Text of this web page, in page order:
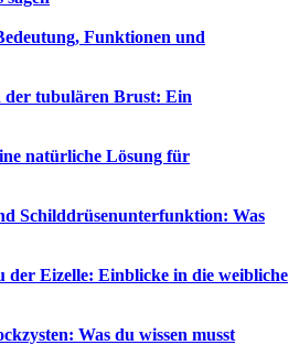
Funktionen und
der tubulären Brust: Ein
natürliche Lösung für
Schilddrüsenunterfunktion: Was
der Eizelle: Einblicke in die weibliche
Was du wissen musst